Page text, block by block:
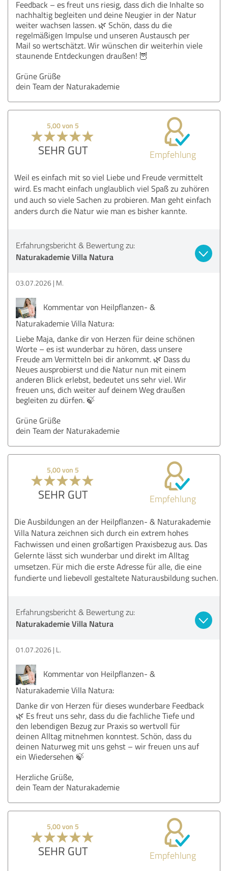
Feedback – es freut uns riesig, dass dich die Inhalte so
nachhaltig begleiten und deine Neugier in der Natur
weiter wachsen lassen. 🌿 Schön, dass du die
regelmäßigen Impulse und unseren Austausch per
Mail so wertschätzt. Wir wünschen dir weiterhin viele
staunende Entdeckungen draußen! 🦉
Grüne Grüße
dein Team der Naturakademie
5,00 von 5
SEHR GUT Empfehlung
Weil es einfach mit so viel Liebe und Freude vermittelt
wird. Es macht einfach unglaublich viel Spaß zu zuhören
und auch so viele Sachen zu probieren. Man geht einfach
anders durch die Natur wie man es bisher kannte.
Erfahrungsbericht & Bewertung zu:
Naturakademie Villa Natura
03.07.2026 M.
Kommentar von Heilpflanzen- &
Naturakademie Villa Natura:
Liebe Maja, danke dir von Herzen für deine schönen
Worte – es ist wunderbar zu hören, dass unsere
Freude am Vermitteln bei dir ankommt. 🌿 Dass du
Neues ausprobierst und die Natur nun mit einem
anderen Blick erlebst, bedeutet uns sehr viel. Wir
freuen uns, dich weiter auf deinem Weg draußen
begleiten zu dürfen. 🍃
Grüne Grüße
dein Team der Naturakademie
5,00 von 5
SEHR GUT Empfehlung
Die Ausbildungen an der Heilpflanzen- & Naturakademie
Villa Natura zeichnen sich durch ein extrem hohes
Fachwissen und einen großartigen Praxisbezug aus. Das
Gelernte lässt sich wunderbar und direkt im Alltag
umsetzen. Für mich die erste Adresse für alle, die eine
fundierte und liebevoll gestaltete Naturausbildung suchen.
Erfahrungsbericht & Bewertung zu:
Naturakademie Villa Natura
01.07.2026 L.
Kommentar von Heilpflanzen- &
Naturakademie Villa Natura:
Danke dir von Herzen für dieses wunderbare Feedback
🌿 Es freut uns sehr, dass du die fachliche Tiefe und
den lebendigen Bezug zur Praxis so wertvoll für
deinen Alltag mitnehmen konntest. Schön, dass du
deinen Naturweg mit uns gehst – wir freuen uns auf
ein Wiedersehen 🍃
Herzliche Grüße,
dein Team der Naturakademie
5,00 von 5
SEHR GUT Empfehlung